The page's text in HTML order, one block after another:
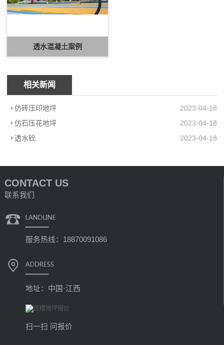
透水混凝土案例
相关新闻
仿砖压印地坪
2023-04-18
仿石压花地坪
2023-04-18
透水砼
2023-04-18
CONTACT US
联系我们
服务热线：18870091086
地址：中国·江西
扫一扫 问报价